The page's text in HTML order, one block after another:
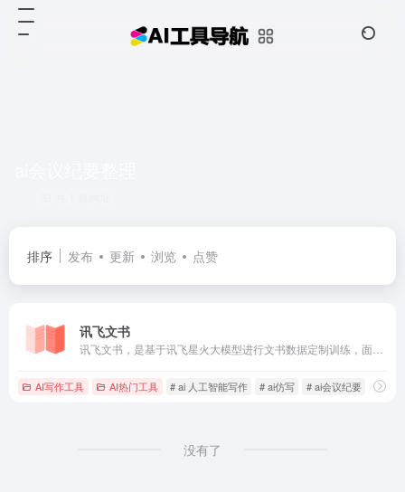
排序 发布 更新 浏览 点赞
讯飞文书
AI写作工具 AI热门工具 # ai 人工智能写作 # ai仿写 # ai会议纪要
没有了